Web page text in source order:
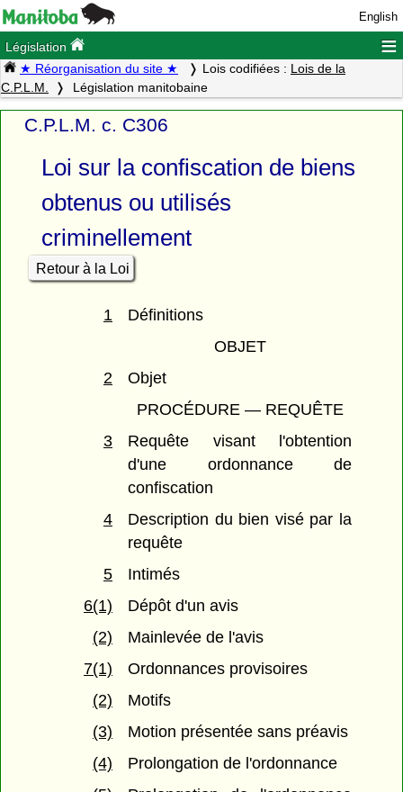
English
Législation ≡
★ Réorganisation du site ★ Lois codifiées : Lois de la
C.P.L.M.
Législation manitobaine
C.P.L.M. c. C306
Loi sur la confiscation de biens
obtenus ou utilisés
criminellement
Retour à la Loi
1
Définitions
OBJET
2
Objet
PROCÉDURE — REQUÊTE
3
Requête visant l'obtention
d'une ordonnance de
confiscation
4
Description du bien visé par la
requête
5
Intimés
6(1)
Dépôt d'un avis
(2)
Mainlevée de l'avis
7(1)
Ordonnances provisoires
(2)
Motifs
(3)
Motion présentée sans préavis
(4)
Prolongation de l'ordonnance